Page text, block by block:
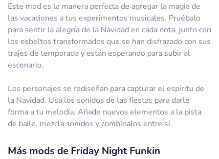
Este mod es la manera perfecta de agregar la magia de
las vacaciones a tus experimentos musicales. Pruébalo
para sentir la alegría de la Navidad en cada nota, junto con
los esbeltos transformados que se han disfrazado con sus
trajes de temporada y están esperando para subir al
escenario.
Los personajes se rediseñan para capturar el espíritu de
la Navidad. Usa los sonidos de las fiestas para darle
forma a tu melodía. Añade nuevos elementos a la pista
de baile, mezcla sonidos y combínalos entre sí.
Más mods de Friday Night Funkin